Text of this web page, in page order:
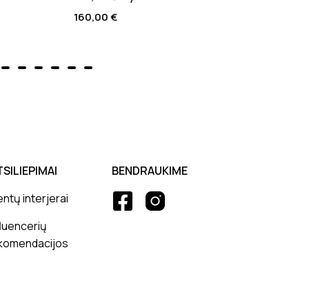
160,00€
interjerai
BENDRAUKIME